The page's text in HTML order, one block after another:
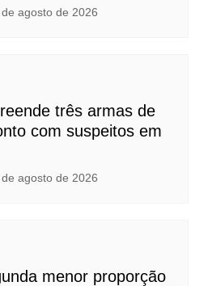
agosto de 2026
três armas de
com suspeitos em
agosto de 2026
menor proporção